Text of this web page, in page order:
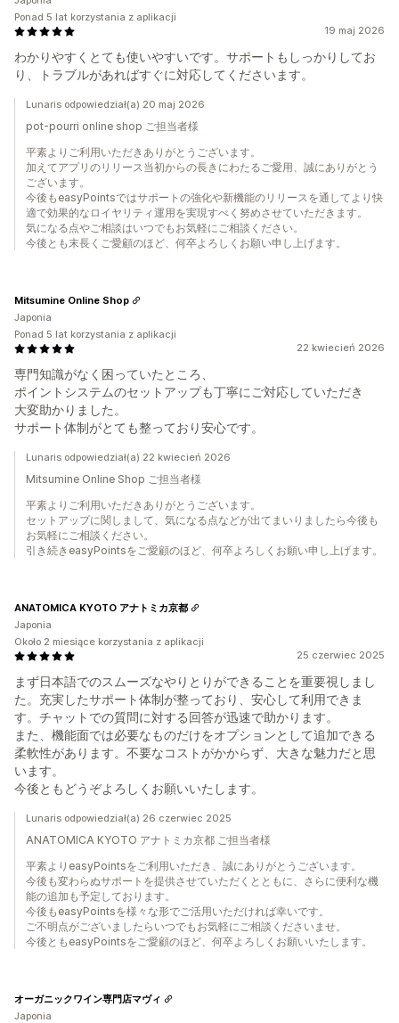
19 maj 2026
わかりやすくとても使いやすいです。サポートもしっかりしてお
り、トラブルがあればすぐに対応してくださいます。
Ponad 5 lat korzystania z aplikacji
Lunaris odpowiedział(a) 20 maj 2026
pot-pourri online shop ご担当者様
平素よりご利用いただきありがとうございます。
加えてアプリのリリース当初からの長きにわたるご愛用、誠にありがとう
ございます。
今後もeasyPointsではサポートの強化や新機能のリリースを通してより快
適で効果的なロイヤリティ運用を実現すべく努めさせていただきます。
気になる点やご相談はいつでもお気軽にご相談ください。
今後とも末長くご愛顧のほど、何卒よろしくお願い申し上げます。
22 kwiecień 2026
専門知識がなく困っていたところ、
ポイントシステムのセットアップも丁寧にご対応していただき
大変助かりました。
サポート体制がとても整っており安心です。
Mitsumine Online Shop
Japonia
Ponad 5 lat korzystania z aplikacji
Lunaris odpowiedział(a) 22 kwiecień 2026
Mitsumine Online Shop ご担当者様
平素よりご利用いただきありがとうございます。
セットアップに関しまして、気になる点などが出てまいりましたら今後も
お気軽にご相談ください。
引き続きeasyPointsをご愛顧のほど、何卒よろしくお願い申し上げます。
25 czerwiec 2025
まず日本語でのスムーズなやりとりができることを重要視しまし
た。充実したサポート体制が整っており、安心して利用できま
す。チャットでの質問に対する回答が迅速で助かります。
また、機能面では必要なものだけをオプションとして追加できる
柔軟性があります。不要なコストがかからず、大きな魅力だと思
います。
今後ともどうぞよろしくお願いいたします。
ANATOMICA KYOTO アナトミカ京都
Japonia
Około 2 miesiące korzystania z aplikacji
Lunaris odpowiedział(a) 26 czerwiec 2025
ANATOMICA KYOTO アナトミカ京都 ご担当者様
平素よりeasyPointsをご利用いただき、誠にありがとうございます。
今後も変わらぬサポートを提供させていただくとともに、さらに便利な機
能の追加も予定しております。
今後もeasyPointsを様々な形でご活用いただければ幸いです。
ご不明点がございましたらいつでもお気軽にご相談くださいませ。
今後ともeasyPointsをご愛顧のほど、何卒よろしくお願いいたします。
オーガニックワイン専門店マヴィ
Japonia